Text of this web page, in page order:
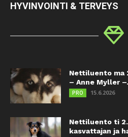
HYVINVOINTI & TERVEYS
Nettiluento ma
– Anne Myller
PRO 15.6.2026
Nettiluento ti
kasvattajan ja